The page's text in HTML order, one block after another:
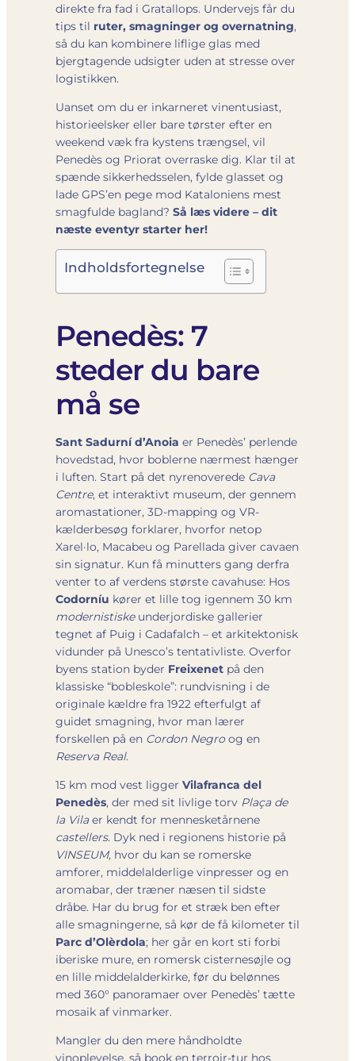
direkte fra fad i Gratallops. Undervejs får du
tips til ruter, smagninger og overnatning,
så du kan kombinere liflige glas med
bjergtagende udsigter uden at stresse over
logistikken.
Uanset om du er inkarneret vinentusiast,
historieelsker eller bare tørster efter en
weekend væk fra kystens trængsel, vil
Penedès og Priorat overraske dig. Klar til at
spænde sikkerhedsselen, fylde glasset og
lade GPS’en pege mod Kataloniens mest
smagfulde bagland? Så læs videre – dit
næste eventyr starter her!
Indholdsfortegnelse
Penedès: 7
steder du bare
må se
Sant Sadurní d’Anoia er Penedès’ perlende
hovedstad, hvor boblerne nærmest hænger
i luften. Start på det nyrenoverede Cava
Centre, et interaktivt museum, der gennem
aroma­stationer, 3D-mapping og VR-
kælderbesøg forklarer, hvorfor netop
Xarel·lo, Macabeu og Parellada giver cavaen
sin signatur. Kun få minutters gang derfra
venter to af verdens største cavahuse: Hos
Codorníu kører et lille tog igennem 30 km
modernistiskeunderjordiske gallerier
tegnet af Puig i Cadafalch – et arkitektonisk
vidunder på Unesco’s tentativliste. Overfor
byens station byder Freixenet på den
klassiske “boble­skole”: rundvisning i de
originale kældre fra 1922 efterfulgt af
guidet smagning, hvor man lærer
forskellen på en Cordon Negroog en
Reserva Real.
15 km mod vest ligger Vilafranca del
Penedès, der med sit livlige torv Plaça de
la Vilaer kendt for mennesketårnene
castellers. Dyk ned i regionens historie på
VINSEUM, hvor du kan se romerske
amforer, middelalderlige vinpresser og en
aromabar, der træner næsen til sidste
dråbe. Har du brug for et stræk ben efter
alle smagningerne, så kør de få kilometer til
Parc d’Olèrdola; her går en kort sti forbi
iberiske mure, en romersk cisternesøjle og
en lille middelalderkirke, før du belønnes
med 360° panoramaer over Penedès’ tætte
mosaik af vinmarker.
Mangler du den mere håndholdte
vinoplevelse, så book en terroir-tur hos